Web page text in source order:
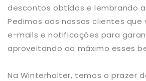
descontos obtidos e lembrando
Pedimos aos nossos clientes que
e-mails e notificações para
aproveitando ao máximo esses
Na Winterhalter, temos o prazer